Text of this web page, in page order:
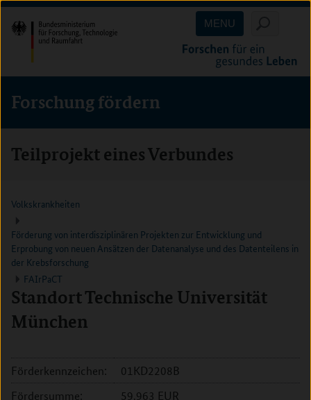
Direkt
zum
Inhalt
(Eingabetaste)
Direkt
zum
Hauptmenu
(Eingabetaste)
Direkt
zur
Suche
(Eingabetaste)
MENU
Forschung fördern
Teilprojekt eines Verbundes
Volkskrankheiten
Förderung von interdisziplinären Projekten zur Entwicklung und
Erprobung von neuen Ansätzen der Datenanalyse und des Datenteilens in
der Krebsforschung
FAIrPaCT
Standort Technische Universität
München
Förderkennzeichen:
01KD2208B
Fördersumme:
59.963 EUR